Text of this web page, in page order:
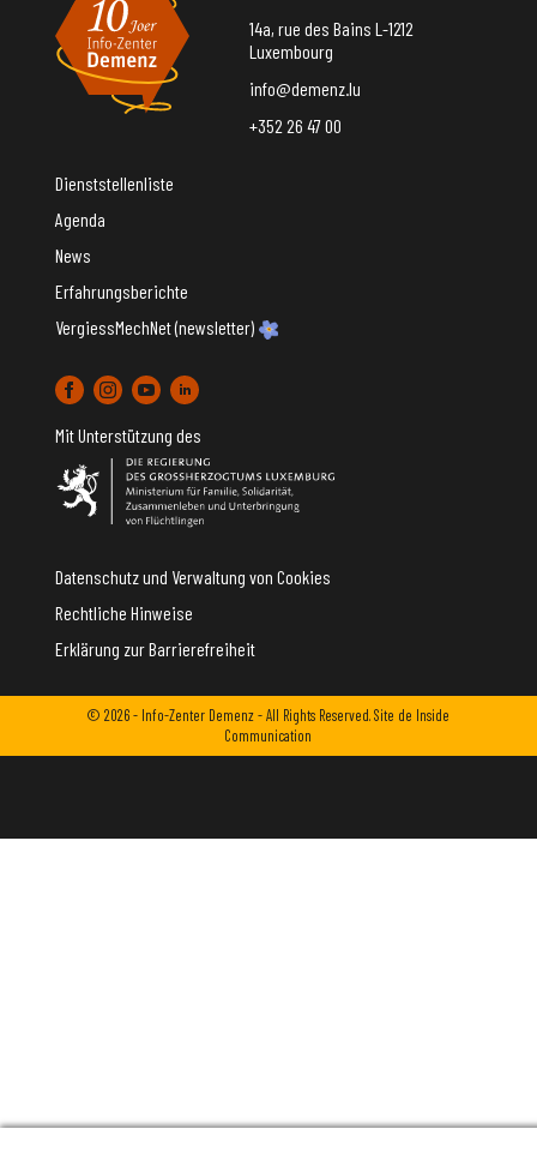
14a, rue des Bains L-1212
Luxembourg
info@demenz.lu
+352 26 47 00
Dienststellenliste
Agenda
News
Erfahrungsberichte
VergiessMechNet (newsletter)
Mit Unterstützung des
Datenschutz und Verwaltung von Cookies
Rechtliche Hinweise
Erklärung zur Barrierefreiheit
© 2026 - Info-Zenter Demenz - All Rights Reserved. Site de Inside
Communication